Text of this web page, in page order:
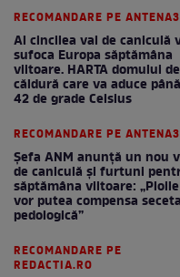
RECOMANDARE PE
Al cincilea val de caniculă
sufoca Europa săptămâna
viitoare. HARTA domului de
căldură care va aduce
42 de grade Celsius
RECOMANDARE PE
Șefa ANM anunță un nou
de caniculă și furtuni
săptămâna viitoare:
vor putea compensa seceta
pedologică”
RECOMANDARE PE
REDACTIA.RO